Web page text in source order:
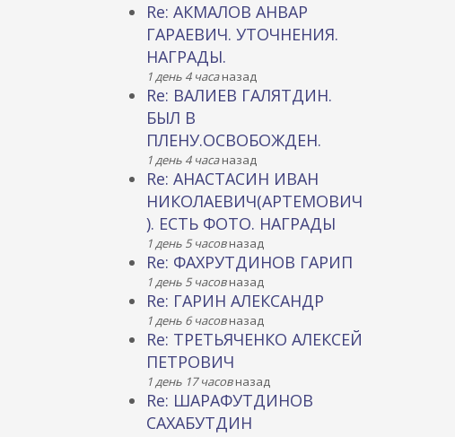
Re: АКМАЛОВ АНВАР
ГАРАЕВИЧ. УТОЧНЕНИЯ.
НАГРАДЫ.
1 день 4 часаназад
Re: ВАЛИЕВ ГАЛЯТДИН.
БЫЛ В
ПЛЕНУ.ОСВОБОЖДЕН.
1 день 4 часаназад
Re: АНАСТАСИН ИВАН
НИКОЛАЕВИЧ(АРТЕМОВИЧ
). ЕСТЬ ФОТО. НАГРАДЫ
1 день 5 часовназад
Re: ФАХРУТДИНОВ ГАРИП
1 день 5 часовназад
Re: ГАРИН АЛЕКСАНДР
1 день 6 часовназад
Re: ТРЕТЬЯЧЕНКО АЛЕКСЕЙ
ПЕТРОВИЧ
1 день 17 часовназад
Re: ШАРАФУТДИНОВ
САХАБУТДИН